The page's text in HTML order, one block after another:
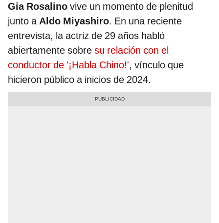
Gia Rosalino vive un momento de plenitud
junto aAldo Miyashiro. En una reciente
entrevista, la actriz de 29 años habló
abiertamente sobre su relación con el
conductor de '¡Habla Chino!', vínculo que
hicieron público a inicios de 2024.